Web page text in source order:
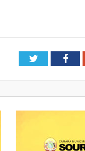
Twitter